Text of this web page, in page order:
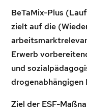
BeTaMix-Plus
zielt auf die
Erwerb
und
drogenabhängigen
Ziel der ESF-